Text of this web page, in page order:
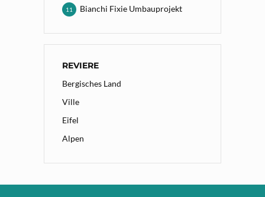
Bianchi Fixie Umbauprojekt
11
REVIERE
Bergisches Land
Ville
Eifel
Alpen